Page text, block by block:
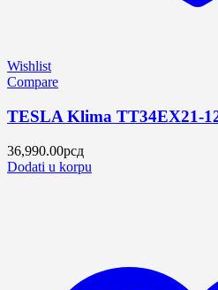
Wishlist
Compare
TESLA Klima TT34EX21-
36,990.00рсд
Dodati u korpu